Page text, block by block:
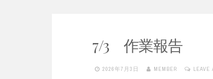
7/3 作業報告
2026年7月3日 MEMBER LEAVE